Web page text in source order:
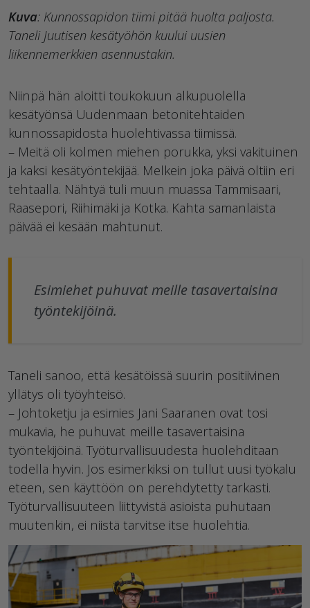
Kuva: Kunnossapidon tiimi pitää huolta paljosta.
Taneli Juutisen kesätyöhön kuului uusien
liikennemerkkien asennustakin.
Niinpä hän aloitti toukokuun alkupuolella
kesätyönsä Uudenmaan betonitehtaiden
kunnossapidosta huolehtivassa tiimissä.
– Meitä oli kolmen miehen porukka, yksi vakituinen
ja kaksi kesätyöntekijää. Melkein joka päivä oltiin eri
tehtaalla. Nähtyä tuli muun muassa Tammisaari,
Raasepori, Riihimäki ja Kotka. Kahta samanlaista
päivää ei kesään mahtunut.
Esimiehet puhuvat meille tasavertaisina
työntekijöinä.
Taneli sanoo, että kesätöissä suurin positiivinen
yllätys oli työyhteisö.
– Johtoketju ja esimies Jani Saaranen ovat tosi
mukavia, he puhuvat meille tasavertaisina
työntekijöinä. Työturvallisuudesta huolehditaan
todella hyvin. Jos esimerkiksi on tullut uusi työkalu
eteen, sen käyttöön on perehdytetty tarkasti.
Työturvallisuuteen liittyvistä asioista puhutaan
muutenkin, ei niistä tarvitse itse huolehtia.